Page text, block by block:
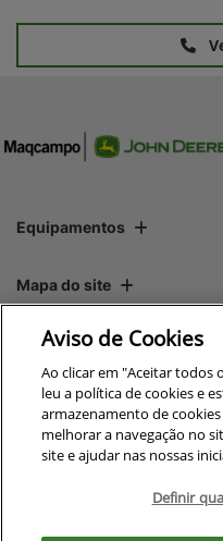
Equipamentos
Mapa do site
Política de privacidade
CNPJ:
No trânsito,
Aviso de Cookies
Ao clicar em "Aceitar todos
leu a política de cookies e
armazenamento de
melhorar a navegação no
site e ajudar nas nossas
Definir